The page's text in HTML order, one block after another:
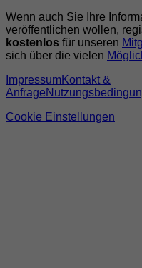
Wenn auch Sie Ihre
veröffentlichen wollen,
kostenlos für unseren
sich über die vielen
ImpressumKontakt &
Anfrage
Cookie Einstellungen